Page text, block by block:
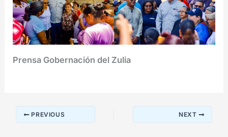
Prensa Gobernación del Zulia
PREVIOUS NEXT